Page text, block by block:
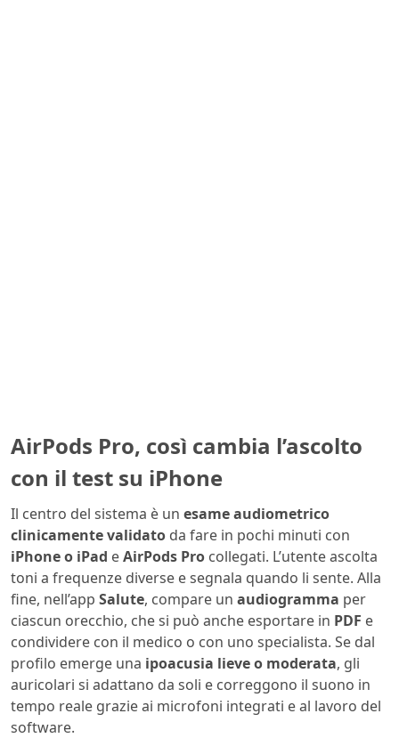
AirPods Pro, così cambia l’ascolto
con il test su iPhone
Il centro del sistema è un esame audiometrico
clinicamente validato da fare in pochi minuti con
iPhone o iPad eAirPods Pro collegati. L’utente ascolta
toni a frequenze diverse e segnala quando li sente. Alla
fine, nell’app Salute, compare un audiogramma per
ciascun orecchio, che si può anche esportare in PDF e
condividere con il medico o con uno specialista. Se dal
profilo emerge una ipoacusia lieve o moderata, gli
auricolari si adattano da soli e correggono il suono in
tempo reale grazie ai microfoni integrati e al lavoro del
software.